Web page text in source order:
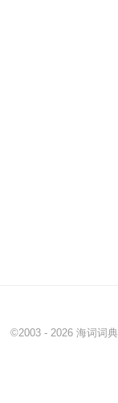
©2003 - 2026 海词词典